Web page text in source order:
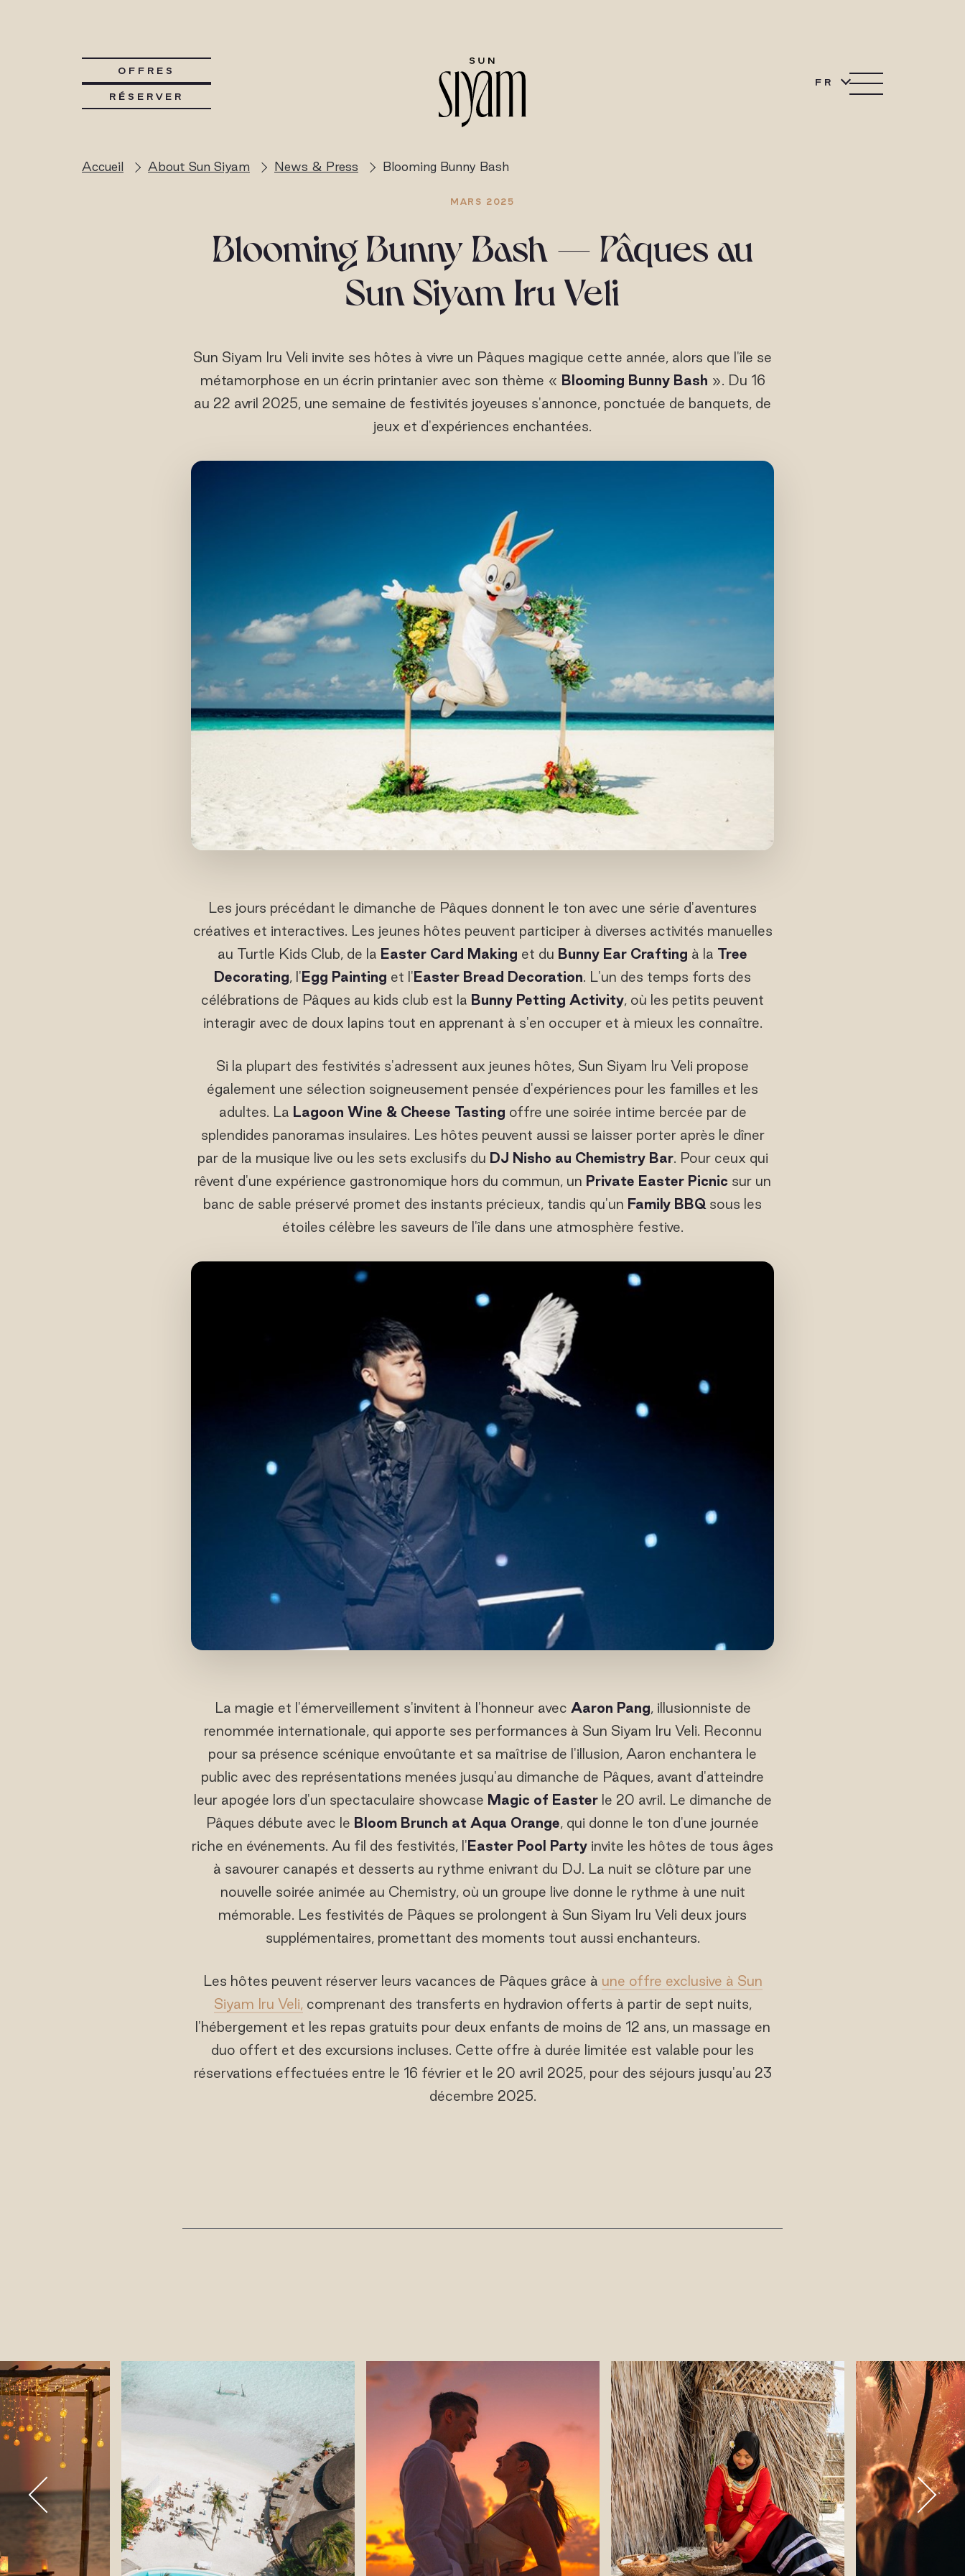
OFFRES
RÉSERVER
FR
Accueil About Sun Siyam News & Press Blooming Bunny Bash
MARS 2025
Blooming Bunny Bash — Pâques au
Sun Siyam Iru Veli
Sun Siyam Iru Veli invite ses hôtes à vivre un Pâques magique cette année, alors que l'île se
métamorphose en un écrin printanier avec son thème « Blooming Bunny Bash ». Du 16
au 22 avril 2025, une semaine de festivités joyeuses s'annonce, ponctuée de banquets, de
jeux et d'expériences enchantées.
Les jours précédant le dimanche de Pâques donnent le ton avec une série d'aventures
créatives et interactives. Les jeunes hôtes peuvent participer à diverses activités manuelles
au Turtle Kids Club, de la Easter Card Making et du Bunny Ear Crafting à la Tree
Decorating, l'Egg Painting et l'Easter Bread Decoration. L'un des temps forts des
célébrations de Pâques au kids club est la Bunny Petting Activity, où les petits peuvent
interagir avec de doux lapins tout en apprenant à s'en occuper et à mieux les connaître.
Si la plupart des festivités s'adressent aux jeunes hôtes, Sun Siyam Iru Veli propose
également une sélection soigneusement pensée d'expériences pour les familles et les
adultes. La Lagoon Wine & Cheese Tasting offre une soirée intime bercée par de
splendides panoramas insulaires. Les hôtes peuvent aussi se laisser porter après le dîner
par de la musique live ou les sets exclusifs du DJ Nisho au Chemistry Bar. Pour ceux qui
rêvent d'une expérience gastronomique hors du commun, un Private Easter Picnic sur un
banc de sable préservé promet des instants précieux, tandis qu'un Family BBQ sous les
étoiles célèbre les saveurs de l'île dans une atmosphère festive.
La magie et l'émerveillement s'invitent à l'honneur avec Aaron Pang, illusionniste de
renommée internationale, qui apporte ses performances à Sun Siyam Iru Veli. Reconnu
pour sa présence scénique envoûtante et sa maîtrise de l'illusion, Aaron enchantera le
public avec des représentations menées jusqu'au dimanche de Pâques, avant d'atteindre
leur apogée lors d'un spectaculaire showcase Magic of Easterle 20 avril. Le dimanche de
Pâques débute avec le Bloom Brunch at Aqua Orange, qui donne le ton d'une journée
riche en événements. Au fil des festivités, l'Easter Pool Party invite les hôtes de tous âges
à savourer canapés et desserts au rythme enivrant du DJ. La nuit se clôture par une
nouvelle soirée animée au Chemistry, où un groupe live donne le rythme à une nuit
mémorable. Les festivités de Pâques se prolongent à Sun Siyam Iru Veli deux jours
supplémentaires, promettant des moments tout aussi enchanteurs.
Les hôtes peuvent réserver leurs vacances de Pâques grâce à une offre exclusive à Sun
Siyam Iru Veli,comprenant des transferts en hydravion offerts à partir de sept nuits,
l'hébergement et les repas gratuits pour deux enfants de moins de 12 ans, un massage en
duo offert et des excursions incluses. Cette offre à durée limitée est valable pour les
réservations effectuées entre le 16 février et le 20 avril 2025, pour des séjours jusqu'au 23
décembre 2025.